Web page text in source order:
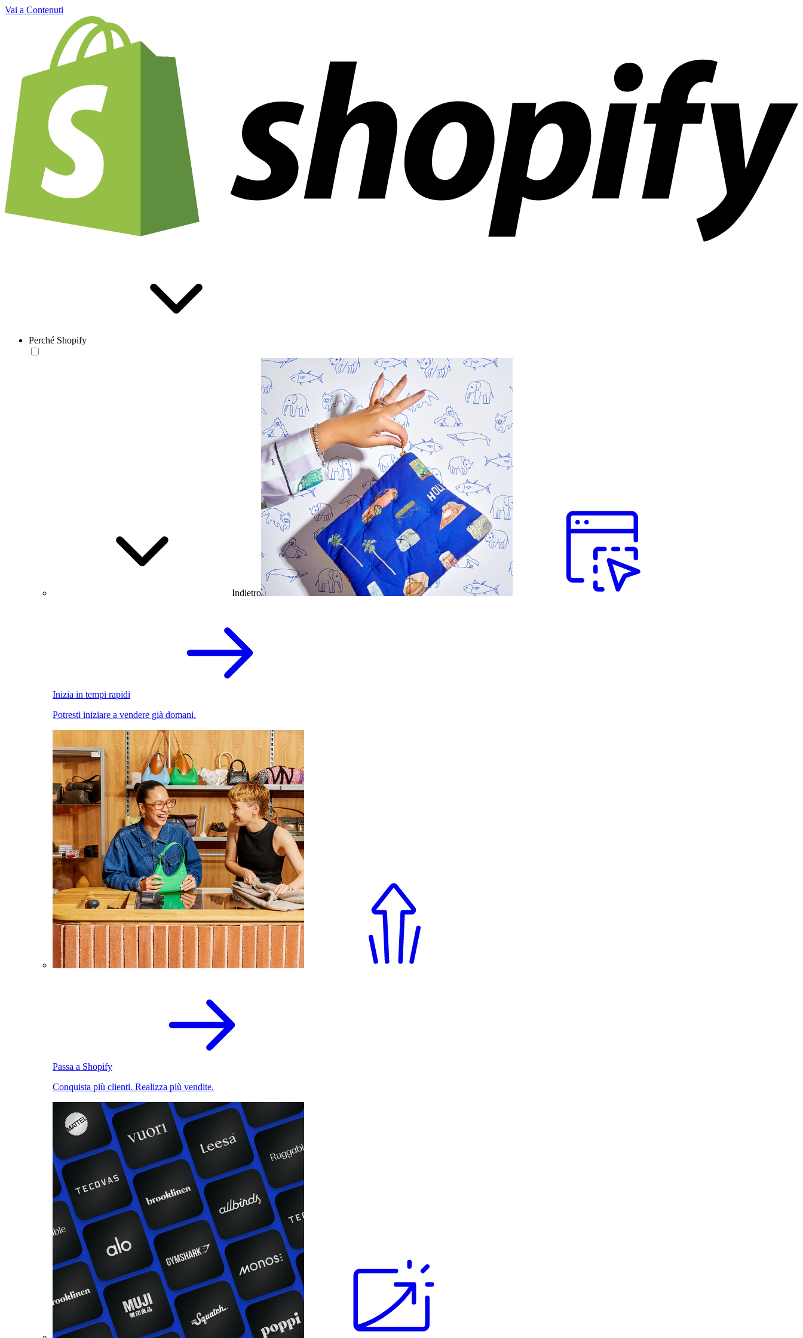
Vai a Contenuti
Perché Shopify
Indietro
Inizia in tempi rapidi
Potresti iniziare a vendere già domani.
Passa a Shopify
Conquista più clienti. Realizza più vendite.